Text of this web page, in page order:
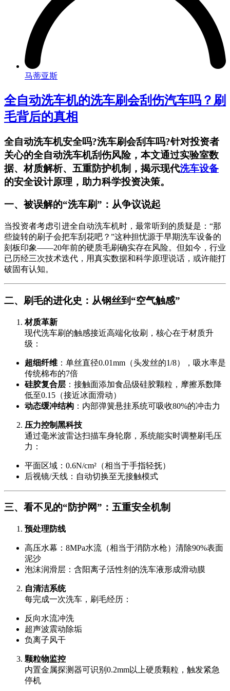
马蒂亚斯
全自动洗车机的洗车刷会刮伤汽车吗？刷
毛背后的真相
全自动洗车机安全吗?洗车刷会刮车吗?针对投资者
关心的全自动洗车机刮伤风险，本文通过实验室数
据、材质解析、五重防护机制，揭示现代洗车设备
的安全设计原理，助力科学投资决策。
一、被误解的“洗车刷”：从争议说起
当投资者考虑引进全自动洗车机时，最常听到的质疑是：“那
些旋转的刷子会把车刮花吧？”这种担忧源于早期洗车设备的
刻板印象——20年前的硬质毛刷确实存在风险。但如今，行业
已历经三次技术迭代，用真实数据和科学原理说话，或许能打
破固有认知。
二、刷毛的进化史：从钢丝到“空气触感”
材质革新
现代洗车刷的触感接近高端化妆刷，核心在于材质升
级：
超细纤维 ：单丝直径0.01mm（头发丝的1/8），吸水率是
传统棉布的7倍
硅胶复合层 ：接触面添加食品级硅胶颗粒，摩擦系数降
低至0.15（接近冰面滑动）
动态缓冲结构 ：内部弹簧悬挂系统可吸收80%的冲击力
压力控制黑科技
通过毫米波雷达扫描车身轮廓，系统能实时调整刷毛压
力：
平面区域：0.6N/cm²（相当于手指轻抚）
后视镜/天线：自动切换至无接触模式
三、看不见的“防护网”：五重安全机制
预处理防线
高压水幕：8MPa水流（相当于消防水枪）清除90%表面
泥沙
泡沫润滑层：含阳离子活性剂的洗车液形成滑动膜
自清洁系统
每完成一次洗车，刷毛经历：
反向水流冲洗
超声波震动除垢
负离子风干
颗粒物监控
内置金属探测器可识别0.2mm以上硬质颗粒，触发紧急
停机